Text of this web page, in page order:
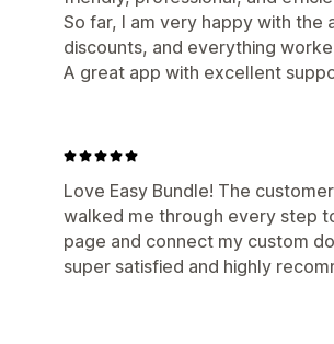
So far, I am very happy with the
discounts, and everything
A great app with excellent
Love Easy Bundle! The
walked me through every step
page and connect my custom
super satisfied and highly